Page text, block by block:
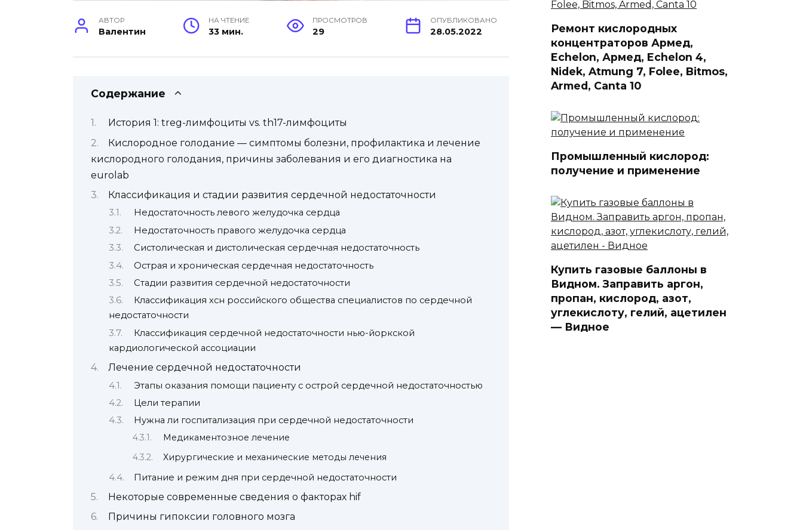
АВТОР
Валентин
НА ЧТЕНИЕ
33 мин.
ПРОСМОТРОВ
29
ОПУБЛИКОВАНО
28.05.2022
Содержание
История 1: treg-лимфоциты vs. th17-лимфоциты
Кислородное голодание — симптомы болезни, профилактика и лечение
кислородного голодания, причины заболевания и его диагностика на
eurolab
Классификация и стадии развития сердечной недостаточности
Недостаточность левого желудочка сердца
Недостаточность правого желудочка сердца
Систолическая и дистолическая сердечная недостаточность
Острая и хроническая сердечная недостаточность
Стадии развития сердечной недостаточности
Классификация хсн российского общества специалистов по сердечной
недостаточности
Классификация сердечной недостаточности нью-йоркской
кардиологической ассоциации
Лечение сердечной недостаточности
Этапы оказания помощи пациенту с острой сердечной недостаточностью
Цели терапии
Нужна ли госпитализация при сердечной недостаточности
Медикаментозное лечение
Хирургические и механические методы лечения
Питание и режим дня при сердечной недостаточности
Некоторые современные сведения о факторах hif
Причины гипоксии головного мозга
Ремонт кислородных
концентраторов Армед,
Echelon, Армед, Echelon 4,
Nidek, Atmung 7, Folee, Bitmos,
Armed, Canta 10
Промышленный кислород:
получение и применение
Купить газовые баллоны в
Видном. Заправить аргон,
пропан, кислород, азот,
углекислоту, гелий, ацетилен
— Видное